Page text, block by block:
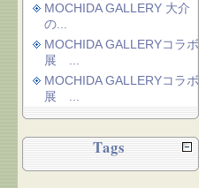
MOCHIDA GALLERY 大介
の...
MOCHIDA GALLERYコラボ
展 ...
MOCHIDA GALLERYコラボ
展 ...
Tags